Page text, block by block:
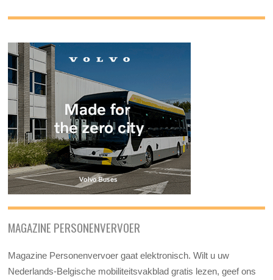
MAGAZINE PERSONENVERVOER
Magazine Personenvervoer gaat elektronisch. Wilt u uw
Nederlands-Belgische mobiliteitsvakblad gratis lezen, geef ons